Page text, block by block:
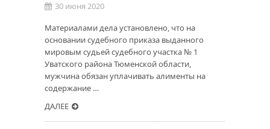
30 июня 2020
Материалами дела установлено, что на
основании судебного приказа выданного
мировым судьей судебного участка № 1
Уватского района Тюменской области,
мужчина обязан уплачивать алименты на
содержание …
ДАЛЕЕ